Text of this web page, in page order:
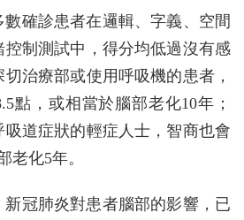
確診患者在邏輯、字義、空間
控制測試中，得分均低過沒有感
治療部或使用呼吸機的患者，
點，或相當於腦部老化10年；
道症狀的輕症人士，智商也會
老化5年。
冠肺炎對患者腦部的影響，已